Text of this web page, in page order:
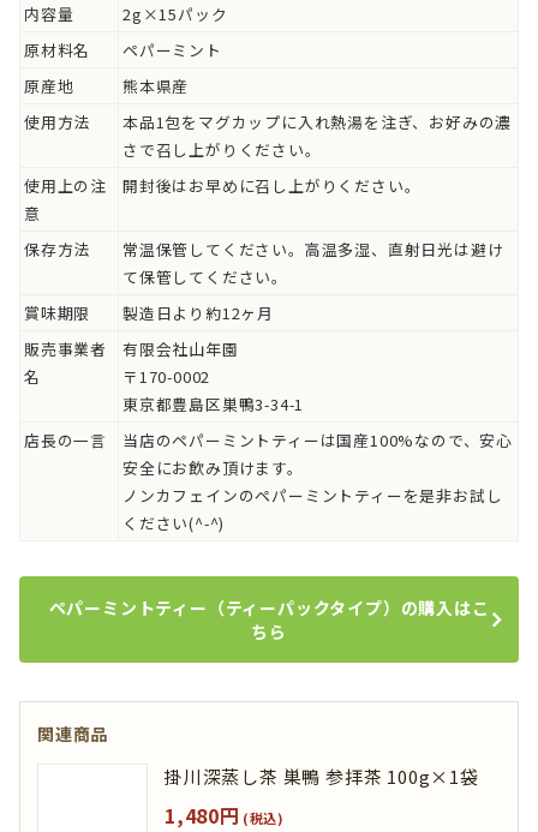
内容量
2g×15パック
原材料名
ペパーミント
原産地
熊本県産
使用方法
本品1包をマグカップに入れ熱湯を注ぎ、お好みの濃
さで召し上がりください。
使用上の注
意
開封後はお早めに召し上がりください。
保存方法
常温保管してください。高温多湿、直射日光は避け
て保管してください。
賞味期限
製造日より約12ヶ月
販売事業者
名
有限会社山年園
〒170-0002
東京都豊島区巣鴨3-34-1
店長の一言
当店のペパーミントティーは国産100%なので、安心
安全にお飲み頂けます。
ノンカフェインのペパーミントティーを是非お試し
ください(^-^)
ペパーミントティー（ティーパックタイプ）の購入はこ
ちら
関連商品
掛川深蒸し茶 巣鴨 参拝茶 100g×1袋
1,480円 (税込)